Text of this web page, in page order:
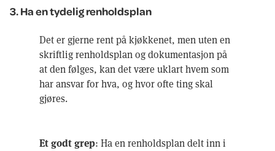
3. Ha en tydelig renholdsplan
Det er gjerne rent på kjøkkenet, men uten en
skriftlig renholdsplan og dokumentasjon på
at den følges, kan det være uklart hvem som
har ansvar for hva, og hvor ofte ting skal
gjøres.
Et godt grep: Ha en renholdsplan delt inn i